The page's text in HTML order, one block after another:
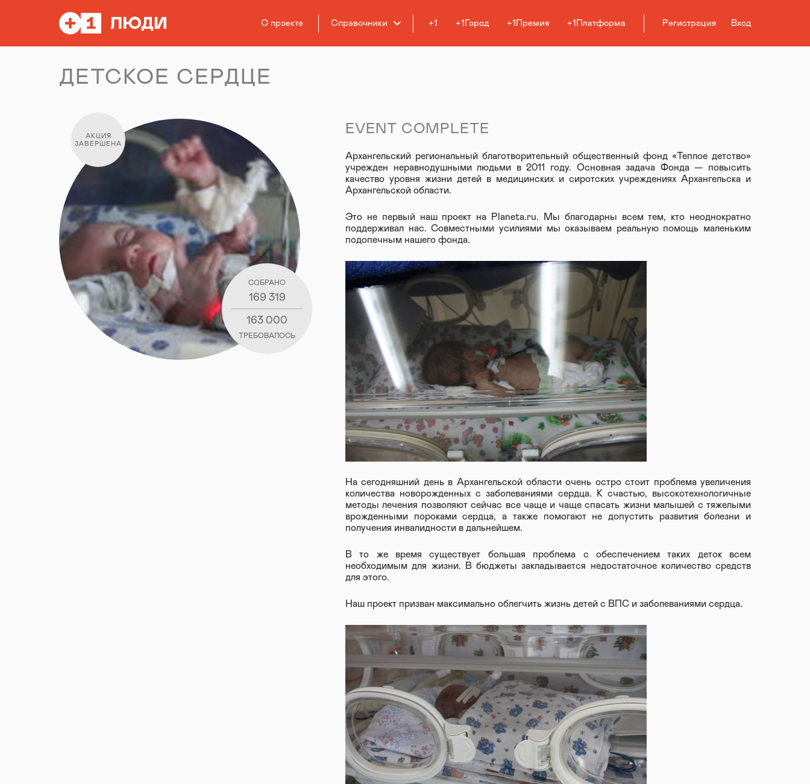
О проекте Справочники +1 +1Город +1Премия +1Платформа Регистрация Вход
ДЕТСКОЕ СЕРДЦЕ
АКЦИЯ
ЗАВЕРШЕНА
СОБРАНО
169 319
163 000
ТРЕБОВАЛОСЬ
EVENT COMPLETE
Архангельский региональный благотворительный общественный фонд «Теплое детство»
учрежден неравнодушными людьми в 2011 году. Основная задача Фонда — повысить
качество уровня жизни детей в медицинских и сиротских учреждениях Архангельска и
Архангельской области.
Это не первый наш проект на Planeta.ru. Мы благодарны всем тем, кто неоднократно
поддерживал нас. Совместными усилиями мы оказываем реальную помощь маленьким
подопечным нашего фонда.
На сегодняшний день в Архангельской области очень остро стоит проблема увеличения
количества новорожденных с заболеваниями сердца. К счастью, высокотехнологичные
методы лечения позволяют сейчас все чаще и чаще спасать жизни малышей с тяжелыми
врожденными пороками сердца, а также помогают не допустить развития болезни и
получения инвалидности в дальнейшем.
В то же время существует большая проблема с обеспечением таких деток всем
необходимым для жизни. В бюджеты закладывается недостаточное количество средств
для этого.
Наш проект призван максимально облегчить жизнь детей с ВПС и заболеваниями сердца.